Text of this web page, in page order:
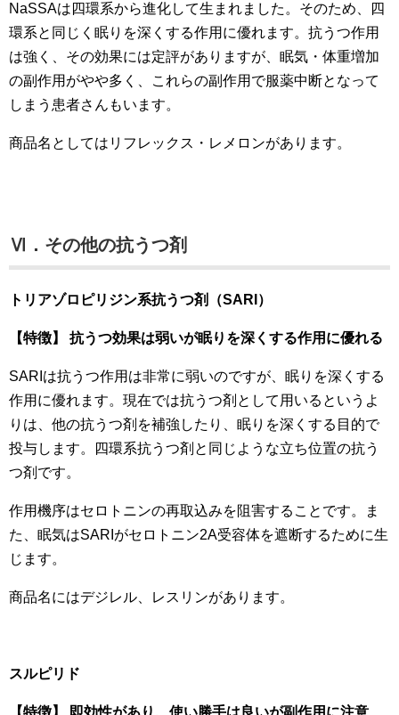
NaSSAは四環系から進化して生まれました。そのため、四
環系と同じく眠りを深くする作用に優れます。抗うつ作用
は強く、その効果には定評がありますが、眠気・体重増加
の副作用がやや多く、これらの副作用で服薬中断となって
しまう患者さんもいます。
商品名としてはリフレックス・レメロンがあります。
Ⅵ．その他の抗うつ剤
トリアゾロピリジン系抗うつ剤（SARI）
【特徴】 抗うつ効果は弱いが眠りを深くする作用に優れる
SARIは抗うつ作用は非常に弱いのですが、眠りを深くする
作用に優れます。現在では抗うつ剤として用いるというよ
りは、他の抗うつ剤を補強したり、眠りを深くする目的で
投与します。四環系抗うつ剤と同じような立ち位置の抗う
つ剤です。
作用機序はセロトニンの再取込みを阻害することです。ま
た、眠気はSARIがセロトニン2A受容体を遮断するために生
じます。
商品名にはデジレル、レスリンがあります。
スルピリド
【特徴】 即効性があり、使い勝手は良いが副作用に注意